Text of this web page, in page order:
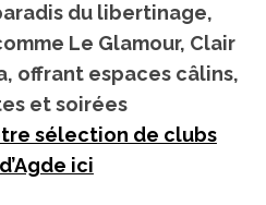
du libertinage,
Le Glamour, Clair
offrant espaces câlins,
et soirées
sélection de clubs
ici